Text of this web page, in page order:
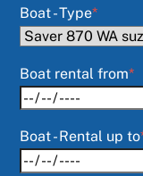
Boat - Type*
Boat rental from*
Boat - Rental up to